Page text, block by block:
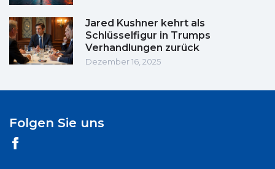
Jared Kushner kehrt als
Schlüsselfigur in Trumps
Verhandlungen zurück
Dezember 16, 2025
Folgen Sie uns